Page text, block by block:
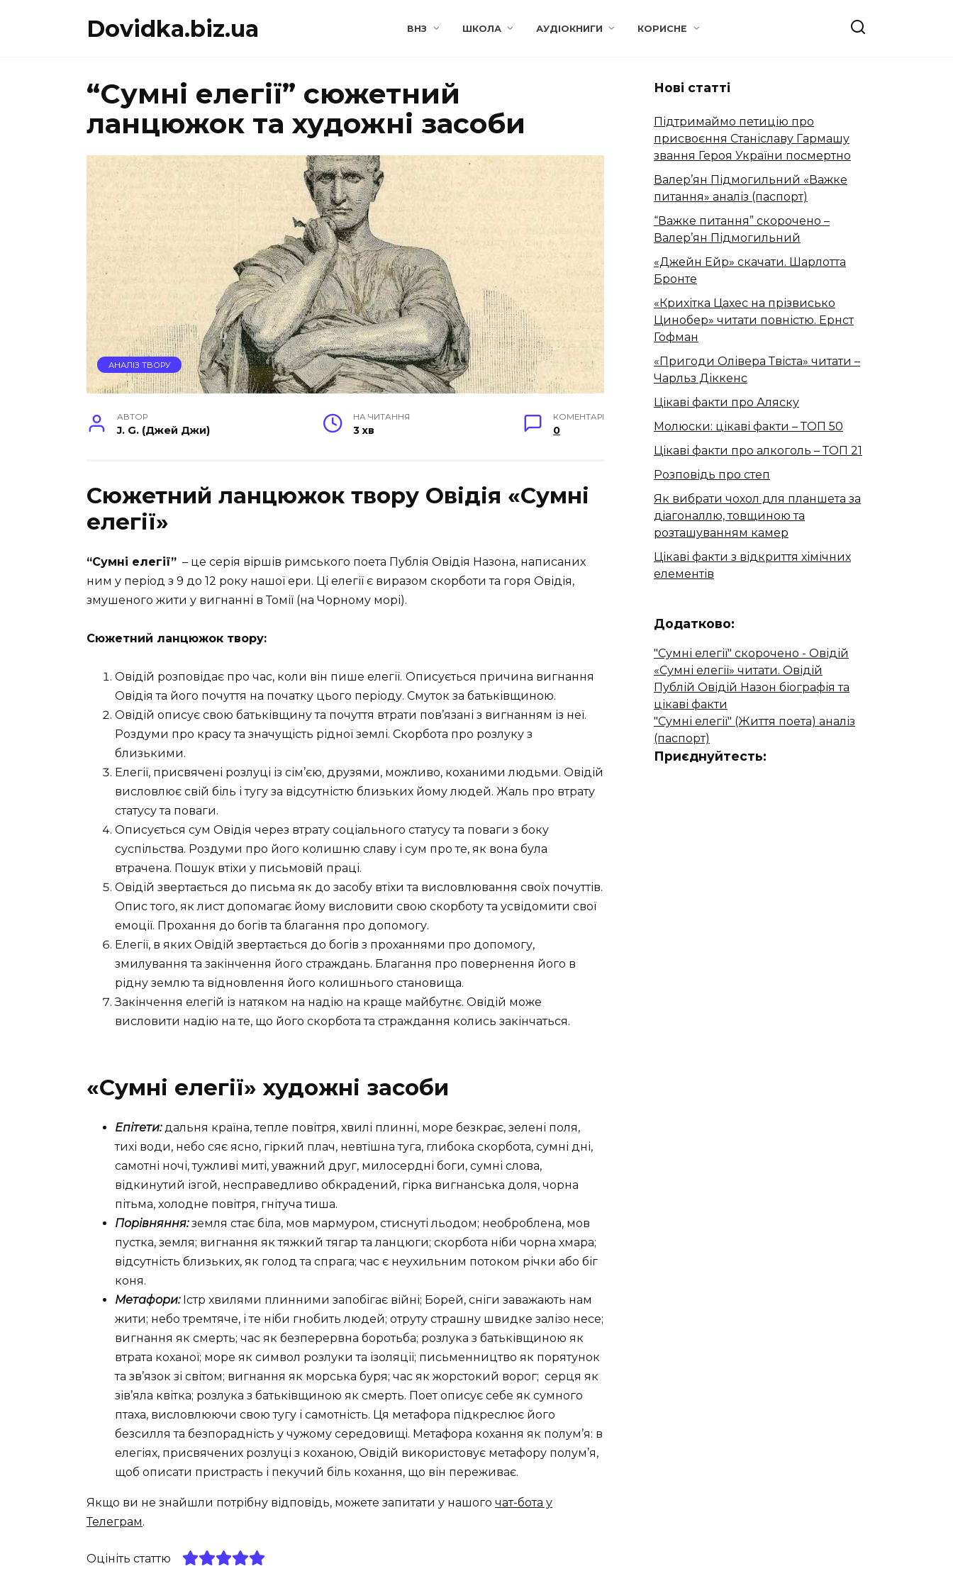
Dovidka.biz.ua ВНЗ ШКОЛА АУДІОКНИГИ КОРИСНЕ
“Сумні елегії” сюжетний
ланцюжок та художні засоби
АНАЛІЗ ТВОРУ
АВТОР
J. G. (Джей Джи)
НА ЧИТАННЯ
3 хв
КОМЕНТАРІ
0
Сюжетний ланцюжок твору Овідія «Сумні
елегії»
“Сумні елегії” – це серія віршів римського поета Публія Овідія Назона, написаних
ним у період з 9 до 12 року нашої ери. Ці елегії є виразом скорботи та горя Овідія,
змушеного жити у вигнанні в Томії (на Чорному морі).
Сюжетний ланцюжок твору:
Овідій розповідає про час, коли він пише елегії. Описується причина вигнання
Овідія та його почуття на початку цього періоду. Смуток за батьківщиною.
Овідій описує свою батьківщину та почуття втрати пов’язані з вигнанням із неї.
Роздуми про красу та значущість рідної землі. Скорбота про розлуку з
близькими.
Елегії, присвячені розлуці із сім’єю, друзями, можливо, коханими людьми. Овідій
висловлює свій біль і тугу за відсутністю близьких йому людей. Жаль про втрату
статусу та поваги.
Описується сум Овідія через втрату соціального статусу та поваги з боку
суспільства. Роздуми про його колишню славу і сум про те, як вона була
втрачена. Пошук втіхи у письмовій праці.
Овідій звертається до письма як до засобу втіхи та висловлювання своїх почуттів.
Опис того, як лист допомагає йому висловити свою скорботу та усвідомити свої
емоції. Прохання до богів та благання про допомогу.
Елегії, в яких Овідій звертається до богів з проханнями про допомогу,
змилування та закінчення його страждань. Благання про повернення його в
рідну землю та відновлення його колишнього становища.
Закінчення елегій із натяком на надію на краще майбутнє. Овідій може
висловити надію на те, що його скорбота та страждання колись закінчаться.
«Сумні елегії» художні засоби
Епітети:дальня країна, тепле повітря, хвилі плинні, море безкрає, зелені поля,
тихі води, небо сяє ясно, гіркий плач, невтішна туга, глибока скорбота, сумні дні,
самотні ночі, тужливі миті, уважний друг, милосердні боги, сумні слова,
відкинутий ізгой, несправедливо обкрадений, гірка вигнанська доля, чорна
пітьма, холодне повітря, гнітуча тиша.
Порівняння:земля стає біла, мов мармуром, стиснуті льодом; необроблена, мов
пустка, земля; вигнання як тяжкий тягар та ланцюги; скорбота ніби чорна хмара;
відсутність близьких, як голод та спрага; час є неухильним потоком річки або біг
коня.
Метафори:Істр хвилями плинними запобігає війні; Борей, сніги заважають нам
жити; небо тремтяче, і те ніби гнобить людей; отруту страшну швидке залізо несе;
вигнання як смерть; час як безперервна боротьба; розлука з батьківщиною як
втрата коханої; море як символ розлуки та ізоляції; письменництво як порятунок
та зв’язок зі світом; вигнання як морська буря; час як жорстокий ворог; серця як
зів’яла квітка; розлука з батьківщиною як смерть. Поет описує себе як сумного
птаха, висловлюючи свою тугу і самотність. Ця метафора підкреслює його
безсилля та безпорадність у чужому середовищі. Метафора кохання як полум’я: в
елегіях, присвячених розлуці з коханою, Овідій використовує метафору полум’я,
щоб описати пристрасть і пекучий біль кохання, що він переживає.
Якщо ви не знайшли потрібну відповідь, можете запитати у нашого чат-бота у
Телеграм.
Оцініть статтю
Нові статті
Підтримаймо петицію про
присвоєння Станіславу Гармашу
звання Героя України посмертно
Валер’ян Підмогильний «Важке
питання» аналіз (паспорт)
“Важке питання” скорочено –
Валер’ян Підмогильний
«Джейн Ейр» скачати. Шарлотта
Бронте
«Крихітка Цахес на прізвисько
Цинобер» читати повністю. Ернст
Гофман
«Пригоди Олівера Твіста» читати –
Чарльз Діккенс
Цікаві факти про Аляску
Молюски: цікаві факти – ТОП 50
Цікаві факти про алкоголь – ТОП 21
Розповідь про степ
Як вибрати чохол для планшета за
діагоналлю, товщиною та
розташуванням камер
Цікаві факти з відкриття хімічних
елементів
Додатково:
"Сумні елегії" скорочено - Овідій
«Сумні елегії» читати. Овідій
Публій Овідій Назон біографія та
цікаві факти
"Сумні елегії" (Життя поета) аналіз
(паспорт)
Приєднуйтесть: